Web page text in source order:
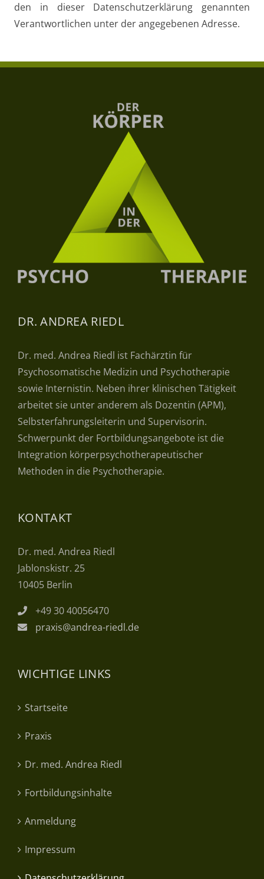
den in dieser Datenschutzerklärung genannten
Verantwortlichen unter der angegebenen Adresse.
DR. ANDREA RIEDL
Dr. med. Andrea Riedl ist Fachärztin für
Psychosomatische Medizin und Psychotherapie
sowie Internistin. Neben ihrer klinischen Tätigkeit
arbeitet sie unter anderem als Dozentin (APM),
Selbsterfahrungsleiterin und Supervisorin.
Schwerpunkt der Fort­bildungs­angebote ist die
Integration körper­psycho­therapeutischer
Methoden in die Psychotherapie.
KONTAKT
Dr. med. Andrea Riedl
Jablonskistr. 25
10405 Berlin
+49 30 40056470
praxis@andrea-riedl.de
WICHTIGE LINKS
Startseite
Praxis
Dr. med. Andrea Riedl
Fortbildungsinhalte
Anmeldung
Impressum